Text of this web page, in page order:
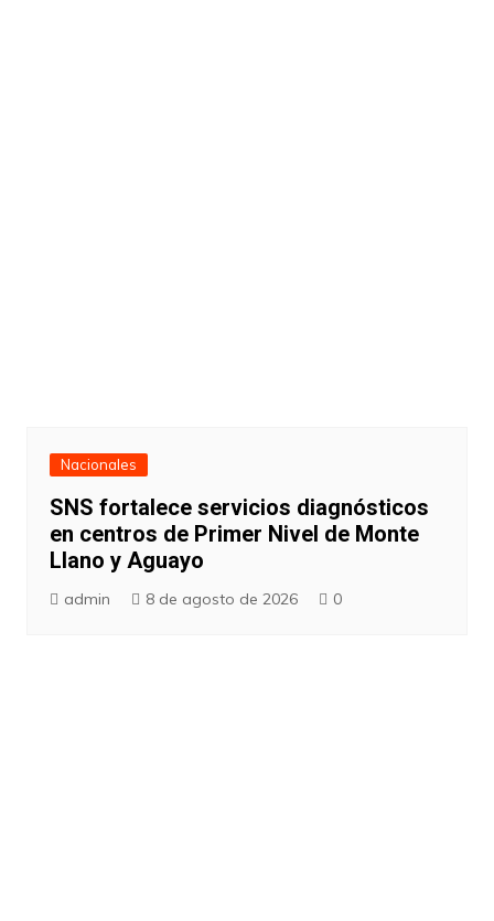
Nacionales
SNS fortalece servicios diagnósticos
en centros de Primer Nivel de Monte
Llano y Aguayo
admin 8 de agosto de 2026 0